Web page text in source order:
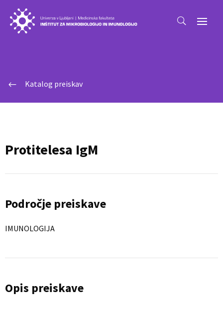
# Katalog preiskav
Protitelesa IgM
Področje preiskave
IMUNOLOGIJA
Opis preiskave